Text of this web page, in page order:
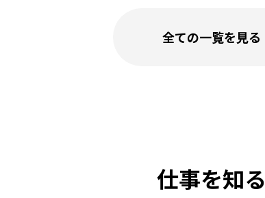
全ての一覧を見る
仕事を知る